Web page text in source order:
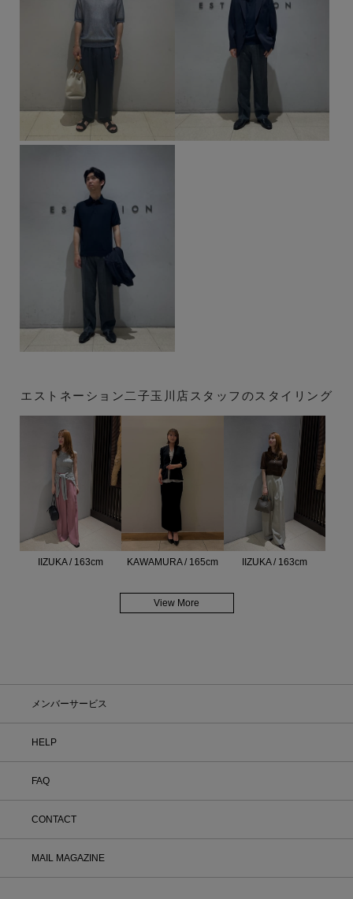
エストネーション二子玉川店スタッフのスタイリング
IIZUKA / 163cm KAWAMURA / 165cm IIZUKA / 163cm
View More
メンバーサービス
HELP
FAQ
CONTACT
MAIL MAGAZINE